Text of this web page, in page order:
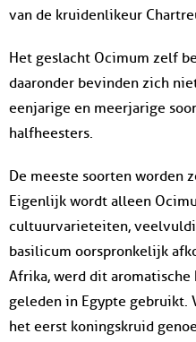
van de kruidenlikeur
Het geslacht Ocimum zelf
daaronder bevinden zich
eenjarige en meerjarige
halfheesters.
De meeste soorten worden
Eigenlijk wordt alleen
cultuurvarieteiten,
basilicum oorspronkelijk
Afrika, werd dit
geleden in Egypte gebruikt.
het eerst koningskruid